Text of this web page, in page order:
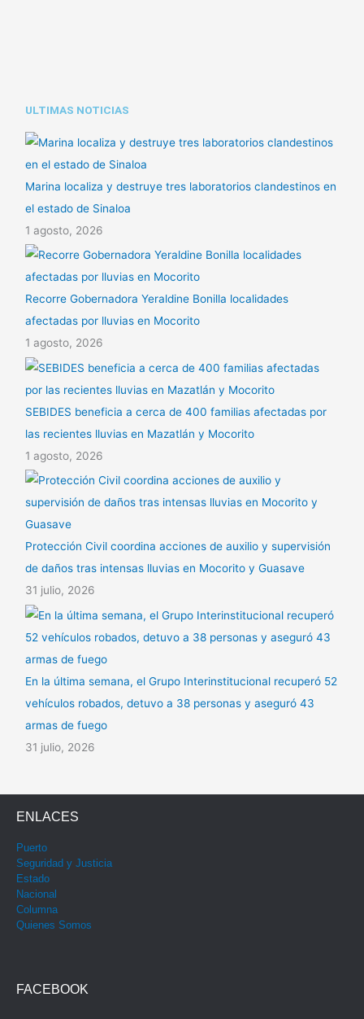
ULTIMAS NOTICIAS
Marina localiza y destruye tres laboratorios clandestinos en
el estado de Sinaloa
1 agosto, 2026
Recorre Gobernadora Yeraldine Bonilla localidades
afectadas por lluvias en Mocorito
1 agosto, 2026
SEBIDES beneficia a cerca de 400 familias afectadas por
las recientes lluvias en Mazatlán y Mocorito
1 agosto, 2026
Protección Civil coordina acciones de auxilio y supervisión
de daños tras intensas lluvias en Mocorito y Guasave
31 julio, 2026
En la última semana, el Grupo Interinstitucional recuperó 52
vehículos robados, detuvo a 38 personas y aseguró 43
armas de fuego
31 julio, 2026
ENLACES
Puerto
Seguridad y Justicia
Estado
Nacional
Columna
Quienes Somos
FACEBOOK